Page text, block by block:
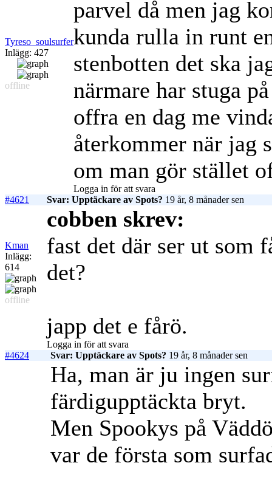
Tyreso_soulsurfer
Inlägg: 427
offline
parvel då men jag
kunda rulla in runt
stenbotten det ska
närmare har stuga
offra en dag me
återkommer när jag
om man gör stället
Logga in för att svara
#4621
Svar: Upptäckare av Spots? 19 år, 8 månader sen
Kman
Inlägg:
614
offline
cobben skrev:
fast det där ser ut som
det?
japp det e fårö.
Logga in för att svara
#4624
Svar: Upptäckare av Spots? 19 år, 8 månader sen
Ha, man är ju ingen
färdigupptäckta bryt.
Men Spookys på
var de första som